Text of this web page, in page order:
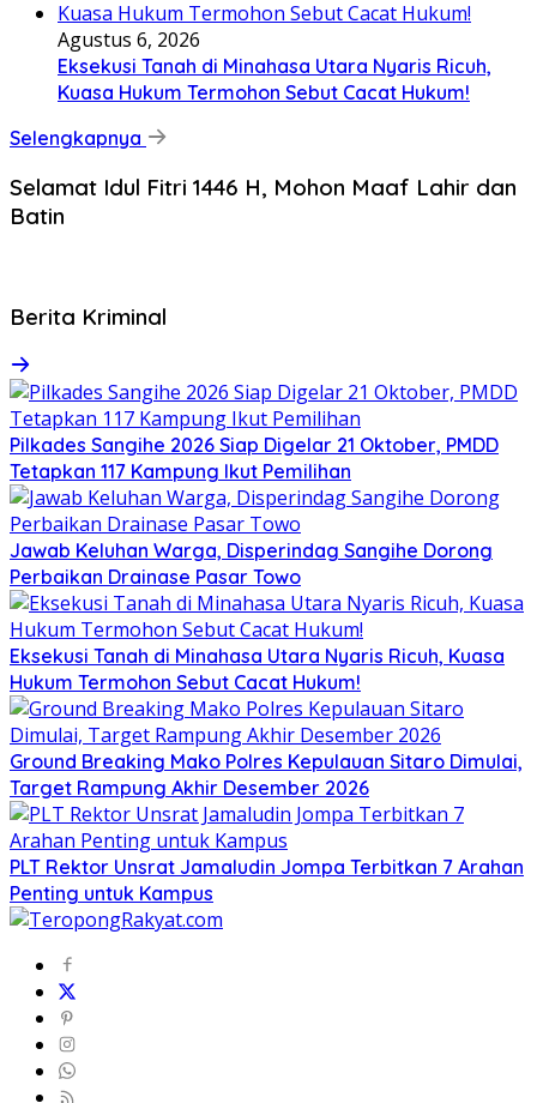
Agustus 6, 2026
Eksekusi Tanah di Minahasa Utara Nyaris Ricuh,
Kuasa Hukum Termohon Sebut Cacat Hukum!
Selengkapnya
Selamat Idul Fitri 1446 H, Mohon Maaf Lahir dan
Batin
Berita Kriminal
Pilkades Sangihe 2026 Siap Digelar 21 Oktober, PMDD
Tetapkan 117 Kampung Ikut Pemilihan
Jawab Keluhan Warga, Disperindag Sangihe Dorong
Perbaikan Drainase Pasar Towo
Eksekusi Tanah di Minahasa Utara Nyaris Ricuh, Kuasa
Hukum Termohon Sebut Cacat Hukum!
Ground Breaking Mako Polres Kepulauan Sitaro Dimulai,
Target Rampung Akhir Desember 2026
​PLT Rektor Unsrat Jamaludin Jompa Terbitkan 7 Arahan
Penting untuk Kampus